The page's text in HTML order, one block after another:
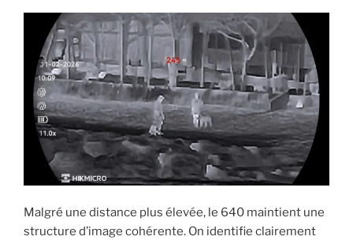
Malgré une distance plus élevée, le 640 maintient une
structure d’image cohérente. On identifie clairement